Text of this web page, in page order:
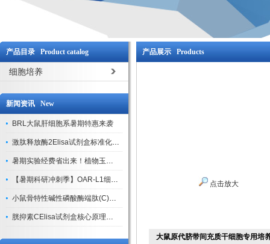
产品目录 Product catalog
细胞培养
新闻资讯 New
BRL大鼠肝细胞系暑期特惠来袭
激肽释放酶2Elisa试剂盒标准化实验操作与质控体系解析
暑期实验经费省出来！植物玉米索核苷（ZR ）elisa酶联免疫试剂盒
【暑期科研冲刺季】OAR-L1细胞专用培养基特惠，助力实验高效突破
小鼠骨特性碱性磷酸酶端肽(C)elisa试剂盒大促，骨科研人速囤
胱抑素CElisa试剂盒核心原理、产品特性与全流程操作规范详解
产品展示 Products
点击放大
大鼠原代脐带间充质干细胞专用培